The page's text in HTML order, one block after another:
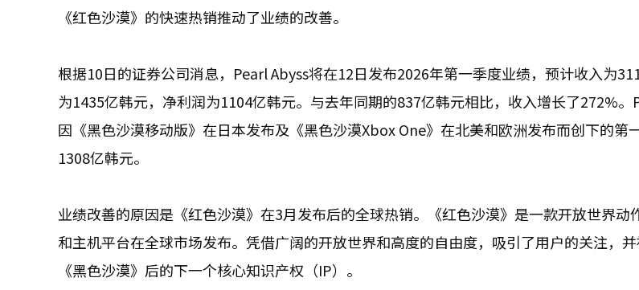
《红色沙漠》的快速热销推动了业绩的改善。
根据10日的证券公司消息，Pearl Abyss将在12日发布2026年第一季度业绩，预计收入为
为1435亿韩元，净利润为1104亿韩元。与去年同期的837亿韩元相比，收入增长了272%。
因《黑色沙漠移动版》在日本发布及《黑色沙漠Xbox One》在北美和欧洲发布而创下的第
1308亿韩元。
业绩改善的原因是《红色沙漠》在3月发布后的全球热销。《红色沙漠》是一款开放世界动
和主机平台在全球市场发布。凭借广阔的开放世界和高度的自由度，吸引了用户的关注，
《黑色沙漠》后的下一个核心知识产权（IP）。